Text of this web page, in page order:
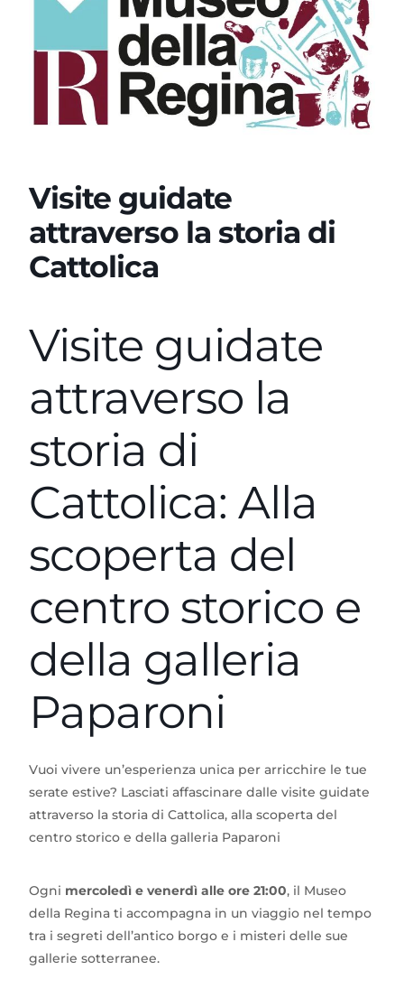
Visite guidate
attraverso la storia di
Cattolica
Visite guidate
attraverso la
storia di
Cattolica: Alla
scoperta del
centro storico e
della galleria
Paparoni
Vuoi vivere un’esperienza unica per arricchire le tue
serate estive? Lasciati affascinare dalle visite guidate
attraverso la storia di Cattolica, alla scoperta del
centro storico e della galleria Paparoni
Ogni mercoledì e venerdì alle ore 21:00, il Museo
della Regina ti accompagna in un viaggio nel tempo
tra i segreti dell’antico borgo e i misteri delle sue
gallerie sotterranee.